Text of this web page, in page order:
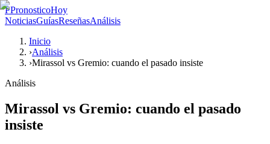
PPronosticoHoy
NoticiasGuíasReseñasAnálisis
Inicio
›Análisis
›Mirassol vs Gremio: cuando el pasado insiste
Análisis
Mirassol vs Gremio: cuando el pasado
insiste